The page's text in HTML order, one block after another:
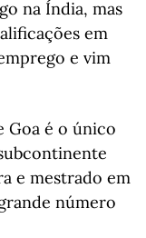
na Índia, mas
em
e vim
Goa é o único
e mestrado em
número